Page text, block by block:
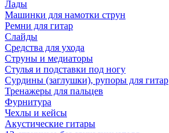
Лады
Машинки для намотки струн
Ремни для гитар
Слайды
Средства для ухода
Струны и медиаторы
Стулья и подставки под ногу
Сурдины (заглушки), рупоры для гитар
Тренажеры для пальцев
Фурнитура
Чехлы и кейсы
Акустические гитары